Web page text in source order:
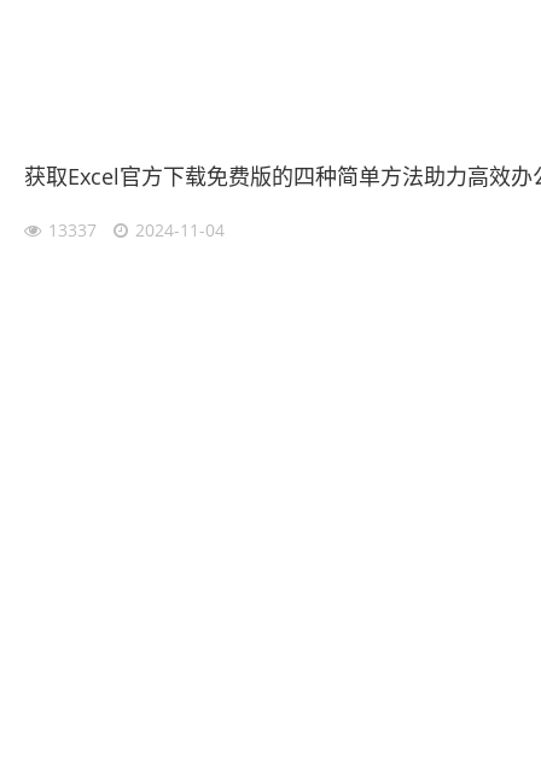
获取Excel官方下载免费版的四种简单方法助力高效办
13337 2024-11-04